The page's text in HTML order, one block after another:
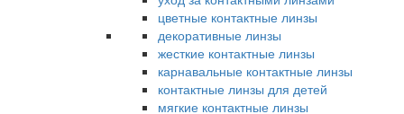
цветные контактные линзы
декоративные линзы
жесткие контактные линзы
карнавальные контактные линзы
контактные линзы для детей
мягкие контактные линзы